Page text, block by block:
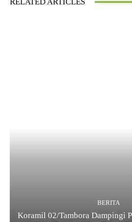
BERITA
Koramil 02/Tambora Dampingi